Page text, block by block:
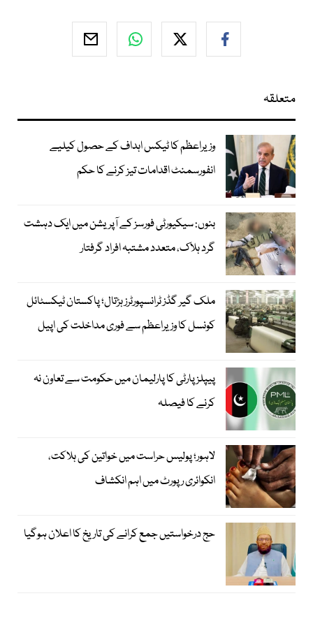
متعلقہ
وزیراعظم کا ٹیکس اہداف کے حصول کیلیے
انفورسمنٹ اقدامات تیز کرنے کا حکم
بنوں: سیکیورٹی فورسز کے آپریشن میں ایک دہشت
گرد ہلاک، متعدد مشتبہ افراد گرفتار
ملک گیر گڈز ٹرانسپورٹرز ہڑتال؛ پاکستان ٹیکسٹائل
کونسل کا وزیراعظم سے فوری مداخلت کی اپیل
پیپلزپارٹی کا پارلیمان میں حکومت سے تعاون نہ
کرنے کا فیصلہ
لاہور؛ پولیس حراست میں خواتین کی ہلاکت،
انکوائری رپورٹ میں اہم انکشاف
حج درخواستیں جمع کرانے کی تاریخ کا اعلان ہوگیا